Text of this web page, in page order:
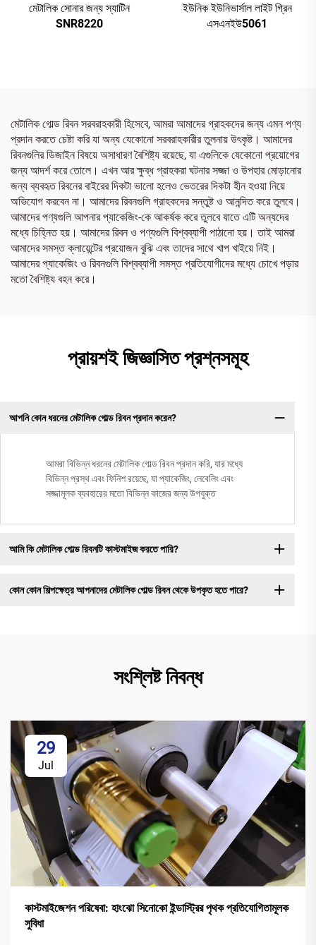
মেটালিক সোনার জন্য স্যাটিন
SNR8220
ইউনিক ইউনিভার্সাল লাইট গ্রিন
এসএনইউ5061
মেটালিক গোল্ড রিবন সরবরাহকারী হিসেবে, আমরা আমাদের গ্রাহকদের জন্য এমন পণ্য
প্রদান করতে চেষ্টা করি যা অন্য যেকোনো সরবরাহকারীর তুলনায় উৎকৃষ্ট। আমাদের
রিবনগুলির ডিজাইন বিষয়ে অসাধারণ বৈশিষ্ট্য রয়েছে, যা এগুলিকে যেকোনো প্রয়োগের
জন্য আদর্শ করে তোলে। এখন আর ক্ষুব্ধ গ্রাহকরা ঘটনার সজ্জা ও উপহার মোড়ানোর
জন্য ব্যবহৃত রিবনের বাইরের দিকটা ভালো হলেও ভেতরের দিকটা হীন হওয়া নিয়ে
অভিযোগ করবেন না। আমাদের রিবনগুলি গ্রাহকদের সন্তুষ্ট ও আনন্দিত করে তুলবে।
আমাদের পণ্যগুলি আপনার প্যাকেজিং-কে আকর্ষক করে তুলবে যাতে এটি অন্যদের
মধ্যে চিহ্নিত হয়। আমাদের রিবন ও পণ্যগুলি বিশ্বব্যাপী পাঠানো হয়। তাই আমরা
আমাদের সমস্ত ক্লায়েন্টের প্রয়োজন বুঝি এবং তাদের সাথে খাপ খাইয়ে নিই।
আমাদের প্যাকেজিং ও রিবনগুলি বিশ্বব্যাপী সমস্ত প্রতিযোগীদের মধ্যে চোখে পড়ার
মতো বৈশিষ্ট্য বহন করে।
প্রায়শই জিজ্ঞাসিত প্রশ্নসমূহ
আপনি কোন ধরনের মেটালিক গোল্ড রিবন প্রদান করেন?
আমরা বিভিন্ন ধরনের মেটালিক গোল্ড রিবন প্রদান করি, যার মধ্যে
বিভিন্ন প্রস্থ এবং ফিনিশ রয়েছে, যা প্যাকেজিং, লেবেলিং এবং
সজ্জামূলক ব্যবহারের মতো বিভিন্ন কাজের জন্য উপযুক্ত
আমি কি মেটালিক গোল্ড রিবনটি কাস্টমাইজ করতে পারি?
কোন কোন শিল্পক্ষেত্র আপনাদের মেটালিক গোল্ড রিবন থেকে উপকৃত হতে পারে?
সংশ্লিষ্ট নিবন্ধ
29
Jul
কাস্টমাইজেশন পরিষেবা: হাংঝো সিনোকো ইন্ডাস্ট্রির পৃথক প্রতিযোগিতামূলক
সুবিধা